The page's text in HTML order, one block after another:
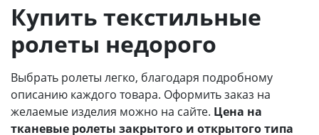
Купить текстильные
ролеты недорого
Выбрать ролеты легко, благодаря подробному
описанию каждого товара. Оформить заказ на
желаемые изделия можно на сайте. Цена на
тканевые ролеты закрытого и открытого типа